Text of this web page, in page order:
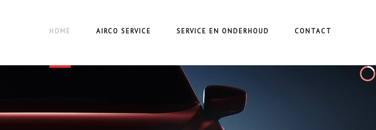
HOME AIRCO SERVICE SERVICE EN ONDERHOUD CONTACT